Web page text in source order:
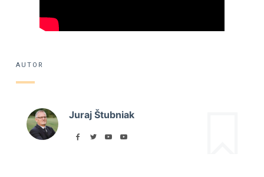
AUTOR
Juraj Štubniak